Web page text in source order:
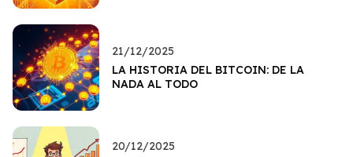
21/12/2025
LA HISTORIA DEL BITCOIN: DE LA
NADA AL TODO
20/12/2025